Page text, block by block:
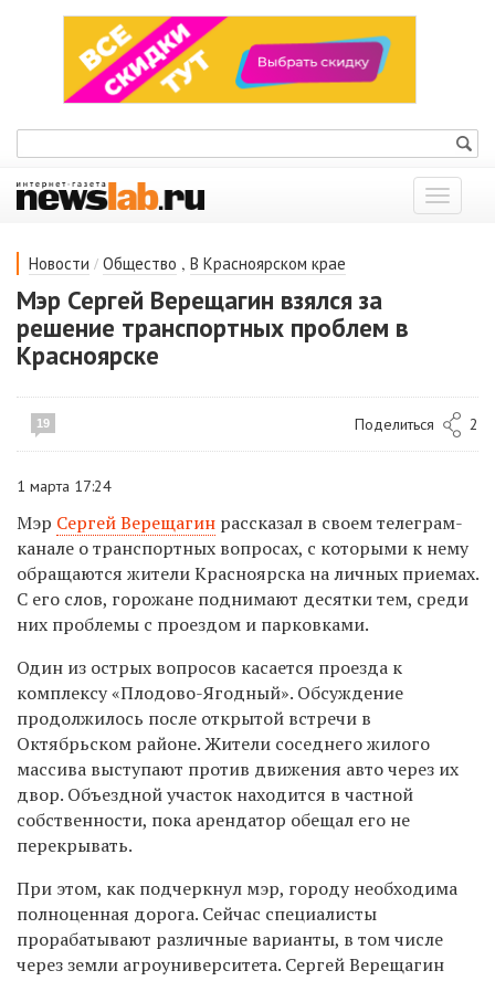
Показать
меню
Новости / Общество , В Красноярском крае
Мэр Сергей Верещагин взялся за
решение транспортных проблем в
Красноярске
19 Поделиться 2
1 марта 17:24
Мэр Сергей Верещагин рассказал в своем телеграм-
канале о транспортных вопросах, с которыми к нему
обращаются жители Красноярска на личных приемах.
С его слов, горожане поднимают десятки тем, среди
них проблемы с проездом и парковками.
Один из острых вопросов касается проезда к
комплексу «Плодово-Ягодный». Обсуждение
продолжилось после открытой встречи в
Октябрьском районе. Жители соседнего жилого
массива выступают против движения авто через их
двор. Объездной участок находится в частной
собственности, пока арендатор обещал его не
перекрывать.
При этом, как подчеркнул мэр, городу необходима
полноценная дорога. Сейчас специалисты
прорабатывают различные варианты, в том числе
через земли агроуниверситета. Сергей Верещагин